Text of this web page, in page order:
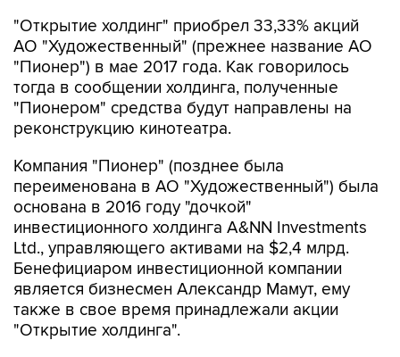
"Открытие холдинг" приобрел 33,33% акций
АО "Художественный" (прежнее название АО
"Пионер") в мае 2017 года. Как говорилось
тогда в сообщении холдинга, полученные
"Пионером" средства будут направлены на
реконструкцию кинотеатра.
Компания "Пионер" (позднее была
переименована в АО "Художественный") была
основана в 2016 году "дочкой"
инвестиционного холдинга A&NN Investments
Ltd., управляющего активами на $2,4 млрд.
Бенефициаром инвестиционной компании
является бизнесмен Александр Мамут, ему
также в свое время принадлежали акции
"Открытие холдинга".